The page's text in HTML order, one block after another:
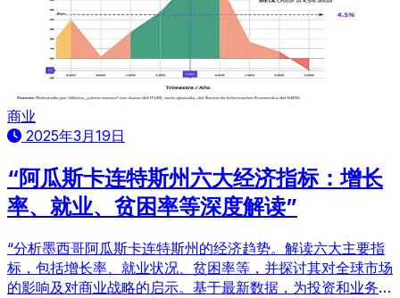
商业
2025年3月19日
“阿瓜斯卡连特斯州六大经济指标：增长
率、就业、贫困率等深度解读”
“分析墨西哥阿瓜斯卡连特斯州的经济趋势。解读六大主要指
标，包括增长率、就业状况、贫困率等，并探讨其对全球市场
的影响及对商业战略的启示。基于最新数据，为投资和业务拓